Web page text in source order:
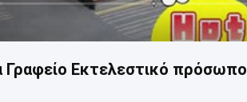
Γραφείο Εκτελεστικό